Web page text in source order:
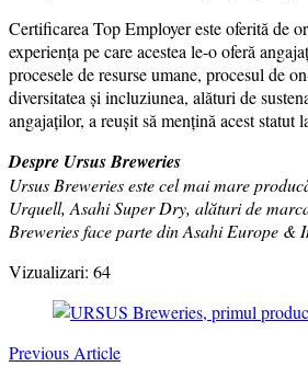
Certificarea Top Employer este oferită de
experiența pe care acestea le-o oferă
procesele de resurse umane, procesul de
diversitatea și incluziunea, alături de
angajaților, a reușit să mențină acest
Despre Ursus Breweries
Ursus Breweries este cel mai mare
Urquell, Asahi Super Dry, alături de
Breweries face parte din Asahi Europe &
Vizualizari: 64
Post
Navigation
Previous Article